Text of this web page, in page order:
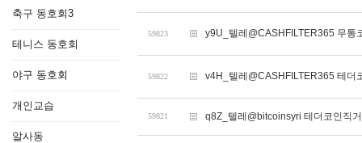
축구 동호회3
테니스 동호회
야구 동호회
개인교습
알사동
59823 y9U_텔레@CASHFILTER365 무통
59822 v4H_텔레@CASHFILTER365 테더
59821 q8Z_텔레@bitcoinsyri 테더코인직